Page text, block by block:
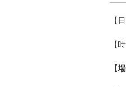
【
【
【